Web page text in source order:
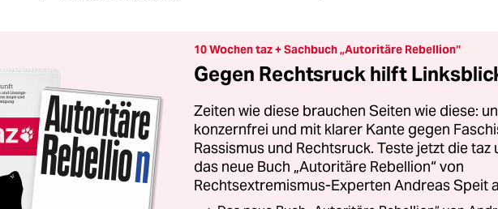
10 Wochen taz + Sachbuch „Autoritäre Rebellion“
Gegen Rechtsruck hilft
Zeiten wie diese brauchen Seiten wie diese:
konzernfrei und mit klarer Kante gegen
Rassismus und Rechtsruck. Teste jetzt die taz
das neue Buch „Autoritäre Rebellion“ von
Rechtsextremismus-Experten Andreas Speit